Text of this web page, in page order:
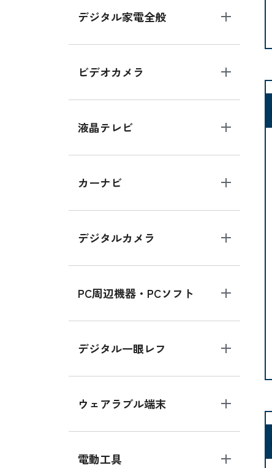
デジタル家電全般
ビデオカメラ
液晶テレビ
カーナビ
デジタルカメラ
PC周辺機器・PCソフト
デジタル一眼レフ
ウェアラブル端末
電動工具